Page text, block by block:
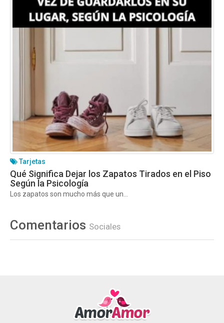
Tarjetas
Qué Significa Dejar los Zapatos Tirados en el Piso
Según la Psicología
Los zapatos son mucho más que un...
Comentarios Sociales